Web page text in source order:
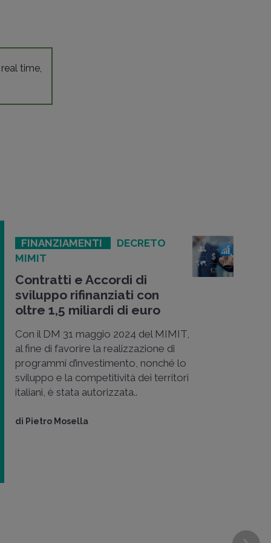
time,
FINANZIAMENTI
DECRETO
MIMIT
Contratti e Accordi di
sviluppo rifinanziati con
oltre 1,5 miliardi di euro
Con il DM 31 maggio 2024 del MIMIT,
al fine di favorire la realizzazione di
programmi d’investimento, nonché lo
sviluppo e la competitività dei territori
italiani, è stata autorizzata..
di Pietro Mosella